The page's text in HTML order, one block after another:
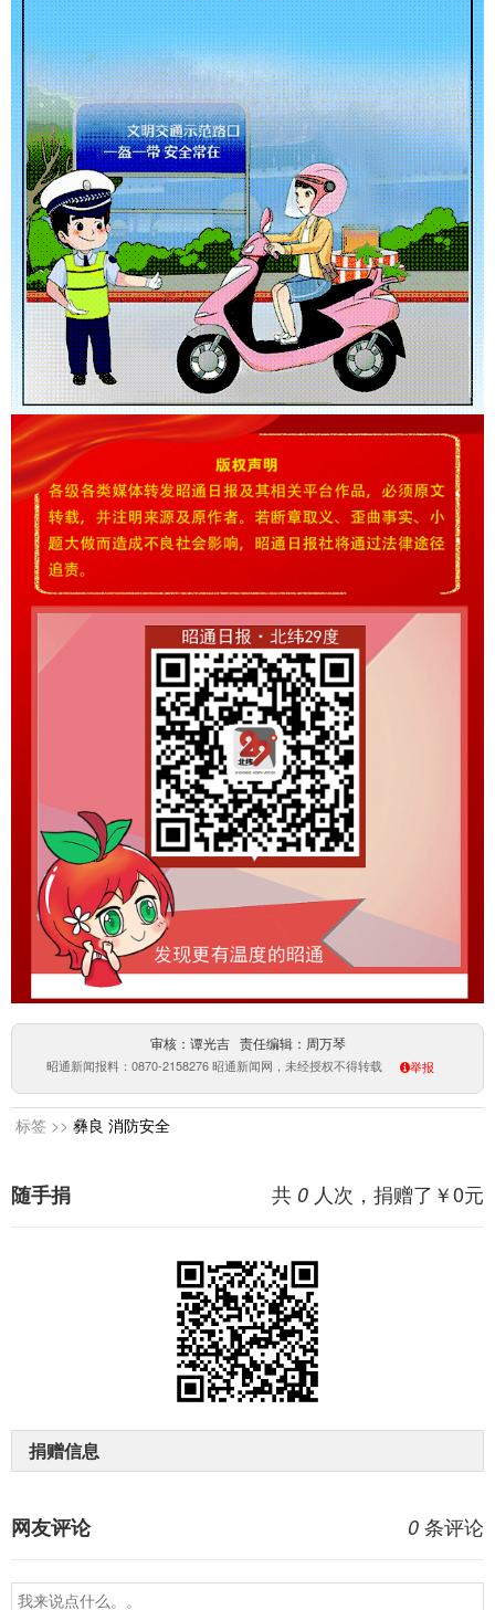
审核：谭光吉 责任编辑：周万琴
昭通新闻报料：0870-2158276 昭通新闻网，未经授权不得转载 举报
标签 >> 彝良 消防安全
共 0 人次，捐赠了￥0元
随手捐
捐赠信息
0 条评论
网友评论